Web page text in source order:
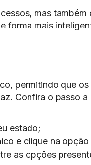
mas também
forma mais
permitindo que
Confira o passo a
estado;
e clique na
as opções